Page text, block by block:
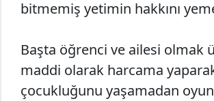
bitmemiş yetimin hakkını
Başta öğrenci ve ailesi olmak
maddi olarak harcama
çocukluğunu yaşamadan